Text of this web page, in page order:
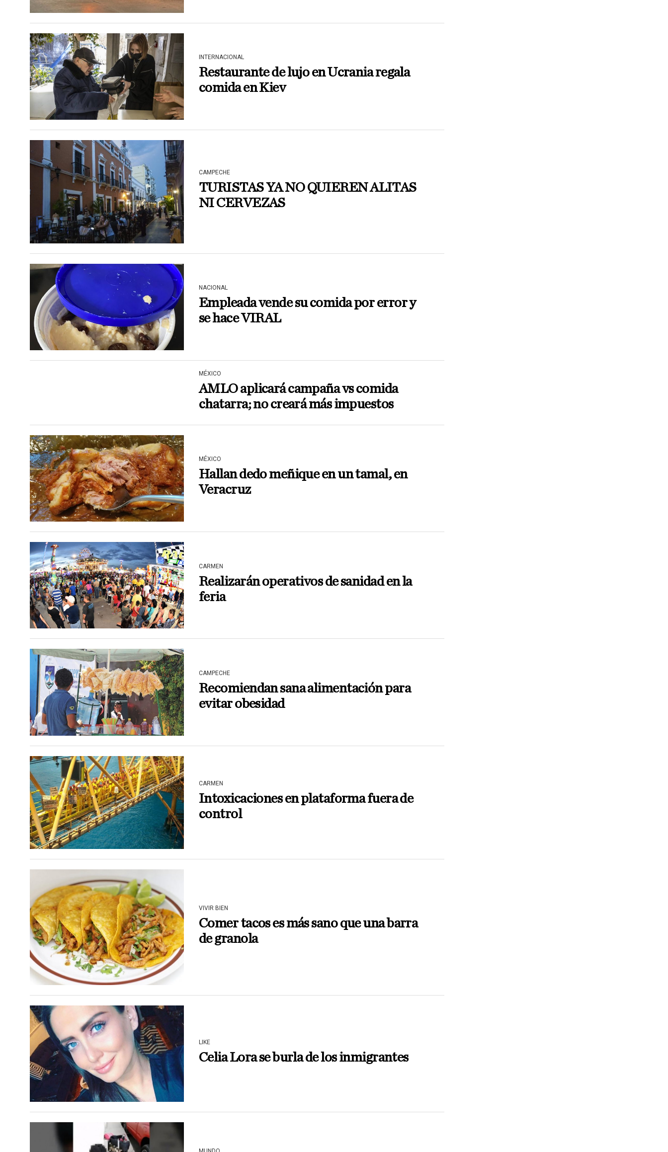
INTERNACIONAL
Restaurante de lujo en Ucrania regala
comida en Kiev
CAMPECHE
TURISTAS YA NO QUIEREN ALITAS
NI CERVEZAS
NACIONAL
Empleada vende su comida por error y
se hace VIRAL
MÉXICO
AMLO aplicará campaña vs comida
chatarra; no creará más impuestos
MÉXICO
Hallan dedo meñique en un tamal, en
Veracruz
CARMEN
Realizarán operativos de sanidad en la
feria
CAMPECHE
Recomiendan sana alimentación para
evitar obesidad
CARMEN
Intoxicaciones en plataforma fuera de
control
VIVIR BIEN
Comer tacos es más sano que una barra
de granola
LIKE
Celia Lora se burla de los inmigrantes